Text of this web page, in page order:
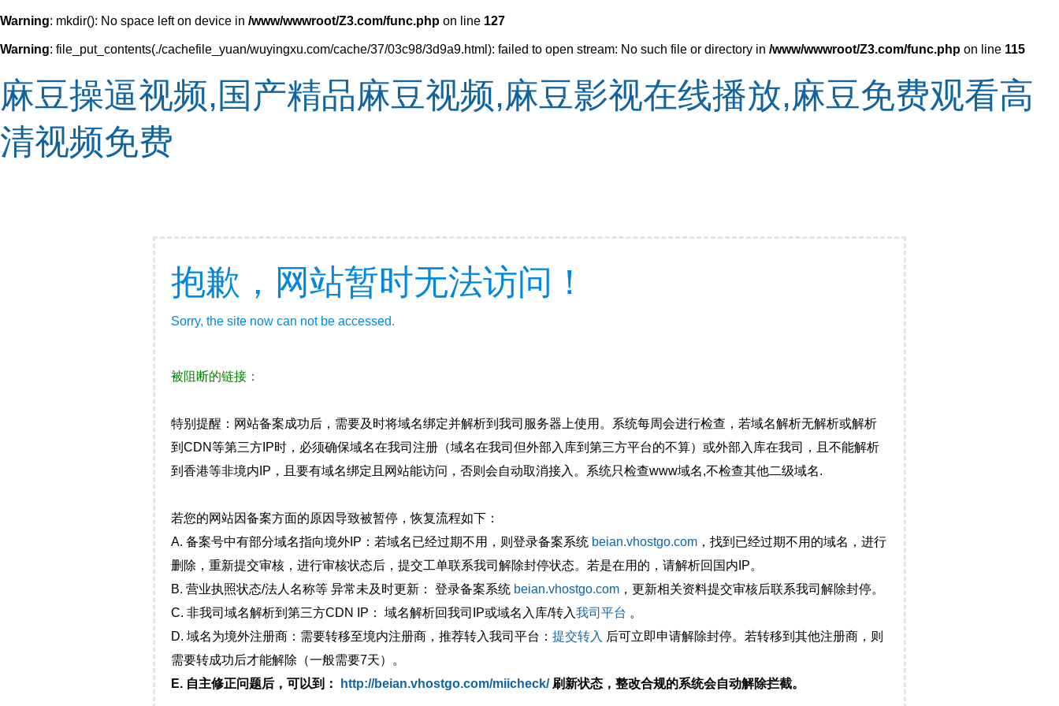
Warning: mkdir(): No space left on device in /www/wwwroot/Z3.com/func.php on line 127
Warning: file_put_contents(./cachefile_yuan/wuyingxu.com/cache/37/03c98/3d9a9.html): failed to open stream: No such file or directory in /www/wwwroot/Z3.com/func.php on line 115
麻豆操逼视频,国产精品麻豆视频,麻豆影视在线播放,麻豆免费观看高
清视频免费
抱歉，网站暂时无法访问！
Sorry, the site now can not be accessed.
被阻断的链接：
特别提醒：网站备案成功后，需要及时将域名绑定并解析到我司服务器上使用。系统每周会进行检查，若域名解析无解析或解析
到CDN等第三方IP时，必须确保域名在我司注册（域名在我司但外部入库到第三方平台的不算）或外部入库在我司，且不能解析
到香港等非境内IP，且要有域名绑定且网站能访问，否则会自动取消接入。系统只检查www域名,不检查其他二级域名.
若您的网站因备案方面的原因导致被暂停，恢复流程如下：
A. 备案号中有部分域名指向境外IP：若域名已经过期不用，则登录备案系统 beian.vhostgo.com ，找到已经过期不用的域名，进行
删除，重新提交审核，进行审核状态后，提交工单联系我司解除封停状态。若是在用的，请解析回国内IP。
B. 营业执照状态/法人名称等 异常未及时更新： 登录备案系统 beian.vhostgo.com ，更新相关资料提交审核后联系我司解除封停。
C. 非我司域名解析到第三方CDN IP： 域名解析回我司IP或域名入库/转入我司平台 。
D. 域名为境外注册商：需要转移至境内注册商，推荐转入我司平台： 提交转入 后可立即申请解除封停。若转移到其他注册商，则
需要转成功后才能解除（一般需要7天）。
E. 自主修正问题后，可以到：
http://beian.vhostgo.com/miicheck/刷新状态，整改合规的系统会自动解除拦截。